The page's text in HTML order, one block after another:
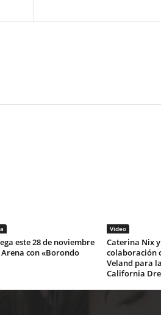
este 28 de noviembre
con «Borondo
Video
Caterina Nix
colaboración
Veland para
California